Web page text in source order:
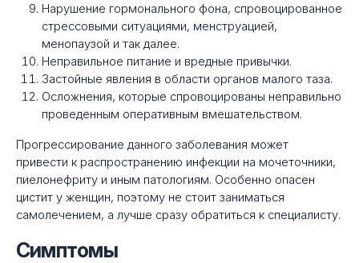
Нарушение гормонального фона, спровоцированное
стрессовыми ситуациями, менструацией,
менопаузой и так далее.
Неправильное питание и вредные привычки.
Застойные явления в области органов малого таза.
Осложнения, которые спровоцированы неправильно
проведенным оперативным вмешательством.
Прогрессирование данного заболевания может
привести к распространению инфекции на мочеточники,
пиелонефриту и иным патологиям. Особенно опасен
цистит у женщин, поэтому не стоит заниматься
самолечением, а лучше сразу обратиться к специалисту.
Симптомы